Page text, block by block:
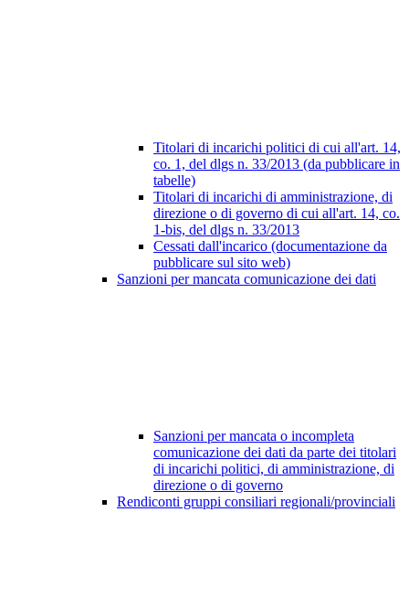
Titolari di incarichi politici di cui all'art. 14,
co. 1, del dlgs n. 33/2013 (da pubblicare in
tabelle)
Titolari di incarichi di amministrazione, di
direzione o di governo di cui all'art. 14, co.
1-bis, del dlgs n. 33/2013
Cessati dall'incarico (documentazione da
pubblicare sul sito web)
Sanzioni per mancata comunicazione dei dati
Sanzioni per mancata o incompleta
comunicazione dei dati da parte dei titolari
di incarichi politici, di amministrazione, di
direzione o di governo
Rendiconti gruppi consiliari regionali/provinciali